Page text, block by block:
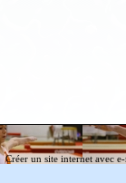
Créer un site internet avec